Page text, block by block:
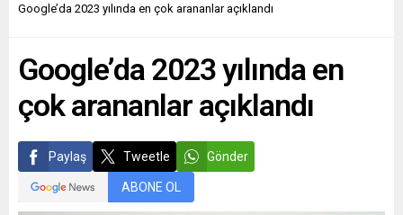
Google’da 2023 yılında en çok arananlar açıklandı
Google’da 2023 yılında en
çok arananlar açıklandı
Paylaş Tweetle Gönder
ABONE OL